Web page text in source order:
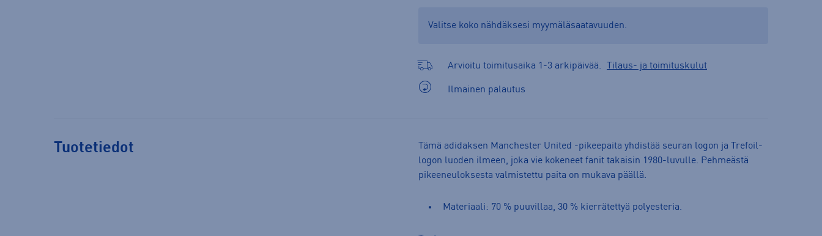
Valitse koko nähdäksesi myymäläsaatavuuden.
Arvioitu toimitusaika 1-3 arkipäivää. Tilaus- ja toimituskulut
Ilmainen palautus
Tuotetiedot
Tämä adidaksen Manchester United -pikeepaita yhdistää seuran logon ja Trefoil-
logon luoden ilmeen, joka vie kokeneet fanit takaisin 1980-luvulle. Pehmeästä
pikeeneuloksesta valmistettu paita on mukava päällä.
Materiaali: 70 % puuvillaa, 30 % kierrätettyä polyesteria.